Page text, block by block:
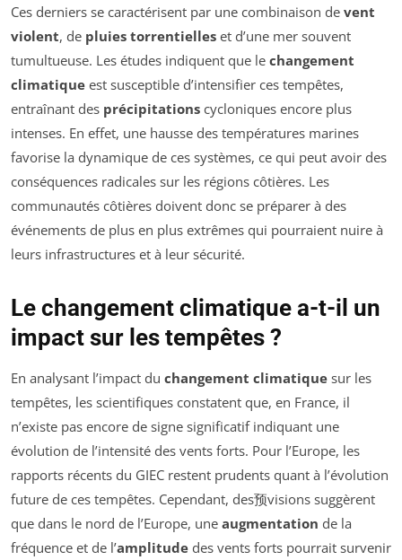
Ces derniers se caractérisent par une combinaison de vent
violent, de pluies torrentielles et d’une mer souvent
tumultueuse. Les études indiquent que le changement
climatique est susceptible d’intensifier ces tempêtes,
entraînant des précipitations cycloniques encore plus
intenses. En effet, une hausse des températures marines
favorise la dynamique de ces systèmes, ce qui peut avoir des
conséquences radicales sur les régions côtières. Les
communautés côtières doivent donc se préparer à des
événements de plus en plus extrêmes qui pourraient nuire à
leurs infrastructures et à leur sécurité.
Le changement climatique a-t-il un
impact sur les tempêtes ?
En analysant l’impact du changement climatique sur les
tempêtes, les scientifiques constatent que, en France, il
n’existe pas encore de signe significatif indiquant une
évolution de l’intensité des vents forts. Pour l’Europe, les
rapports récents du GIEC restent prudents quant à l’évolution
future de ces tempêtes. Cependant, des预visions suggèrent
que dans le nord de l’Europe, une augmentation de la
fréquence et de l’amplitude des vents forts pourrait survenir